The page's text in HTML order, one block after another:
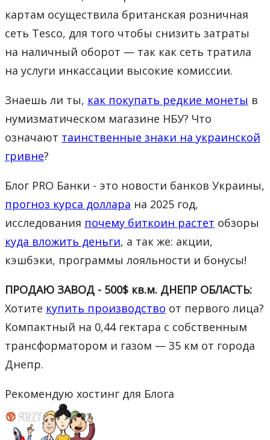
картам осуществила британская розничная
сеть Tesco, для того чтобы снизить затраты
на наличный оборот — так как сеть тратила
на услуги инкассации высокие комиссии.
Знаешь ли ты, как покупать редкие монеты в
нумизматическом магазине НБУ? Что
означают таинственные знаки на украинской
гривне?
Блог PRO Банки - это новости банков Украины,
прогноз курса доллара на 2025 год,
исследования почему биткоин растет обзоры
куда вложить деньги, а так же: акции,
кэшбэки, программы лояльности и бонусы!
ПРОДАЮ ЗАВОД - 500$ кв.м. ДНЕПР ОБЛАСТЬ:
Хотите купить производство от первого лица?
Компактный на 0,44 гектара с собственным
трансформатором и газом — 35 км от города
Днепр.
Рекомендую хостинг для Блога